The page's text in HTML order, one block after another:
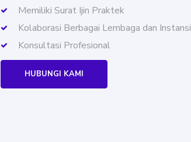
Memiliki Surat Ijin Praktek
Kolaborasi Berbagai Lembaga dan Instansi
Konsultasi Profesional
HUBUNGI KAMI